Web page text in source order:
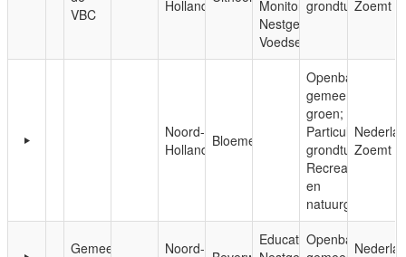
VBC
Holland
Monitoring;
Nestgelegenheid;
Voedsel
grondtuinen
Zoemt
Noord-
Holland Bloemendaal
Openbaar,
gemeentelijk
groen;
Particuliere
grondtuinen;
Recreatie-
en
natuurgebieden
Zoemt
Gemeente
Noord-
Educatie;Openbaar,